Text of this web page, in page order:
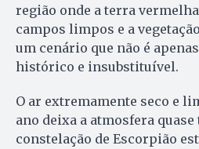
região onde a terra
campos limpos e a
um cenário que não é
histórico e insubstituível.
O ar extremamente seco e
ano deixa a atmosfera
constelação de Escorpião